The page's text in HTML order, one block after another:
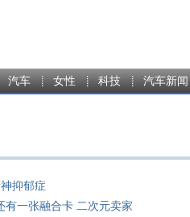
汽车 女性 科技 汽车新闻
抑郁症
一张融合卡 二次元卖家